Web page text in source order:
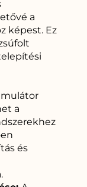
a
képest. Ez
a
és